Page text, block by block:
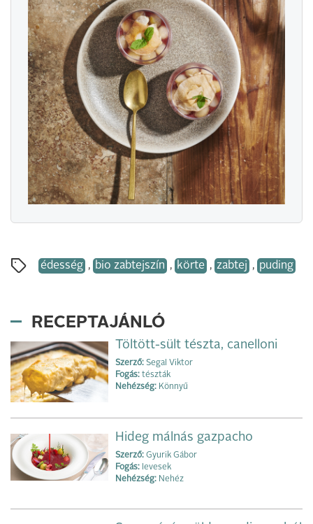
édesség , bio zabtejszín , körte , zabtej , puding
RECEPTAJÁNLÓ
Töltött-sült tészta, canelloni
Szerző: Segal Viktor
Fogás: tészták
Nehézség: Könnyű
Hideg málnás gazpacho
Szerző: Gyurik Gábor
Fogás: levesek
Nehézség: Nehéz